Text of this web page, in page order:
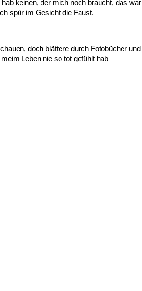
keinen, der mich noch braucht, das war
spür im Gesicht die Faust.
doch blättere durch Fotobücher und
Leben nie so tot gefühlt hab